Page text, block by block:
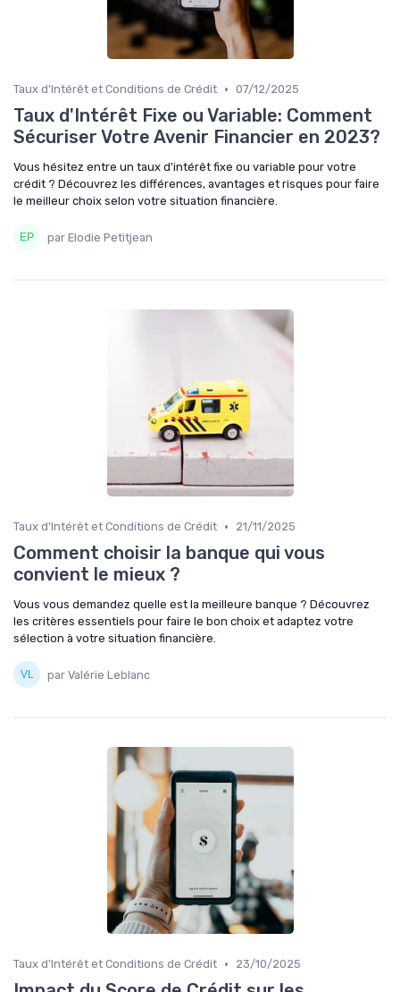
Taux d'Intérêt et Conditions de Crédit • 07/12/2025
Taux d'Intérêt Fixe ou Variable: Comment
Sécuriser Votre Avenir Financier en 2023?
Vous hésitez entre un taux d'intérêt fixe ou variable pour votre
crédit ? Découvrez les différences, avantages et risques pour faire
le meilleur choix selon votre situation financière.
par Elodie Petitjean
Taux d'Intérêt et Conditions de Crédit • 21/11/2025
Comment choisir la banque qui vous
convient le mieux ?
Vous vous demandez quelle est la meilleure banque ? Découvrez
les critères essentiels pour faire le bon choix et adaptez votre
sélection à votre situation financière.
par Valérie Leblanc
Taux d'Intérêt et Conditions de Crédit • 23/10/2025